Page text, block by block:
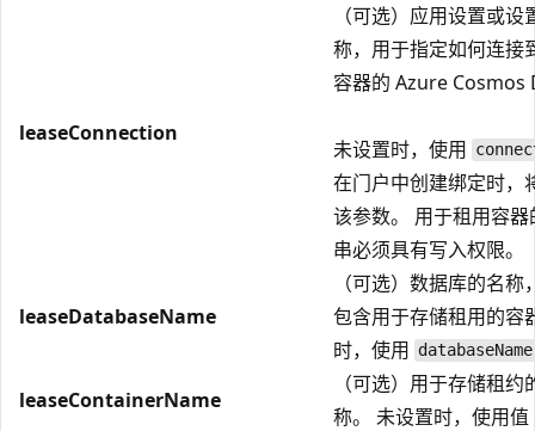
leaseConnection
（可选）应用设置或设
称，用于指定如何连接
容器的 Azure Cosmos
未设置时，使用
在门户中创建绑定时，
该参数。 用于租用容
串必须具有写入权限。
leaseDatabaseName
（可选）数据库的名称
包含用于存储租用的容
时，使用 databaseName
leaseContainerName
（可选）用于存储租约
称。 未设置时，使用值